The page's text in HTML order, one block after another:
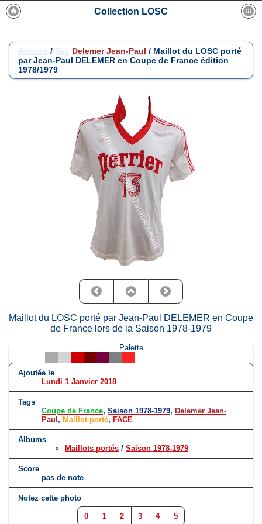
Collection LOSC
Accueil / Tag Delemer Jean-Paul / Maillot du LOSC porté
par Jean-Paul DELEMER en Coupe de France édition
1978/1979
Maillot du LOSC porté par Jean-Paul DELEMER en Coupe
de France lors de la Saison 1978-1979
Palette
Ajoutée le
Lundi 1 Janvier 2018
Tags
Coupe de France, Saison 1978-1979, Delemer Jean-
Paul, Maillot porté, FACE
Albums
Maillots portés / Saison 1978-1979
Score
pas de note
Notez cette photo
0 1 2 3 4 5